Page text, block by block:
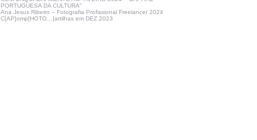
PORTUGUESA DA CULTURA”
Ana Jesus Ribeiro – Fotografia Profissional Freelancer 2024
C[AP]omp[HOTO…]artilhas em DEZ.2023